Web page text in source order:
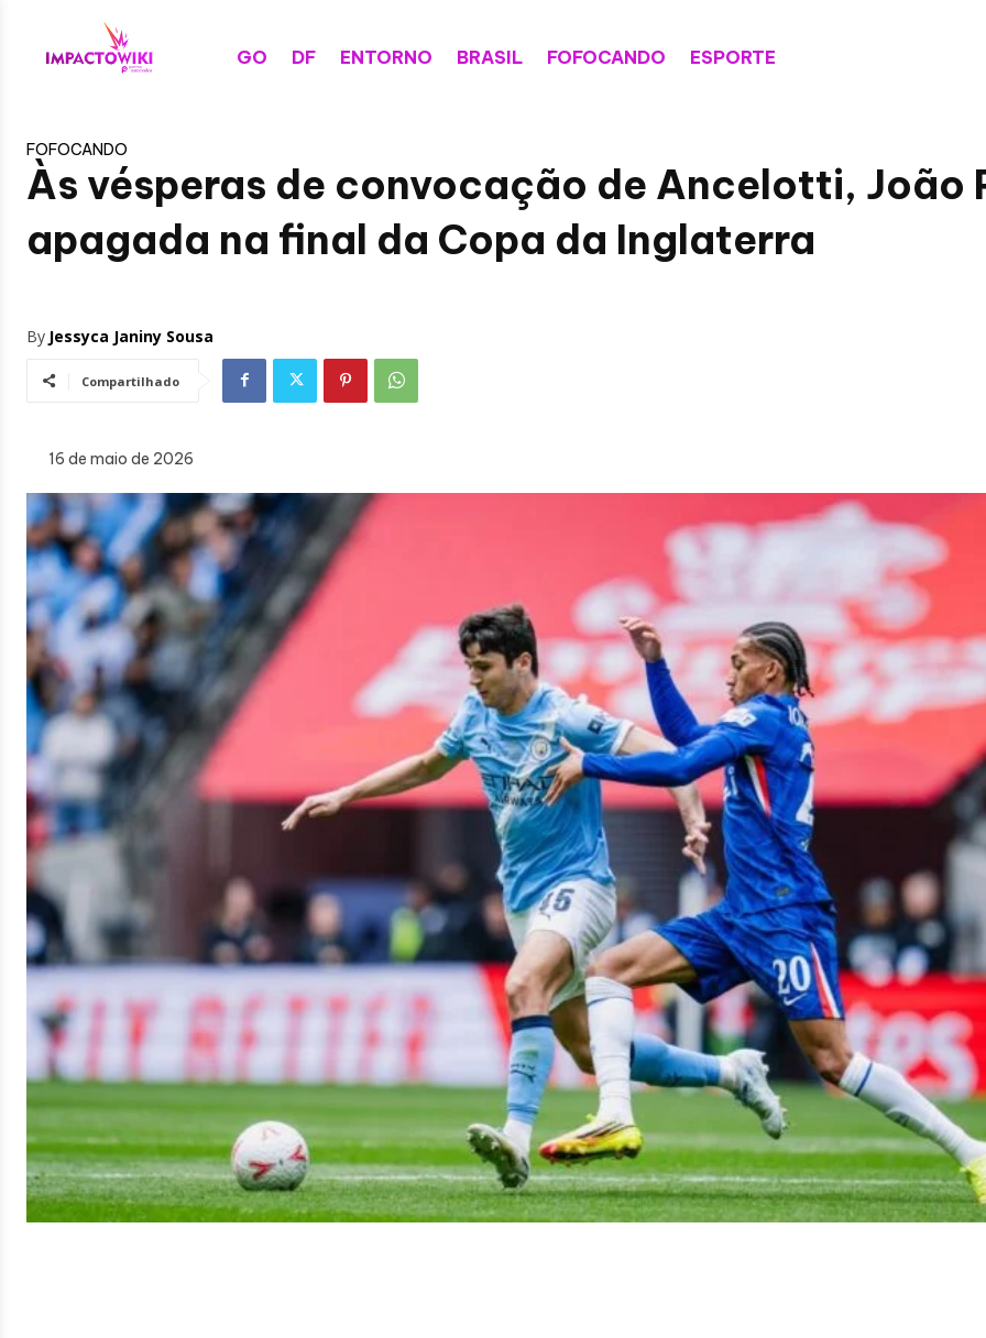
GO DF ENTORNO BRASIL FOFOCANDO ESPORTE
FOFOCANDO
Às vésperas de convocação de Ancelotti, João
apagada na final da Copa da Inglaterra
By Jessyca Janiny Sousa
Compartilhado
16 de maio de 2026